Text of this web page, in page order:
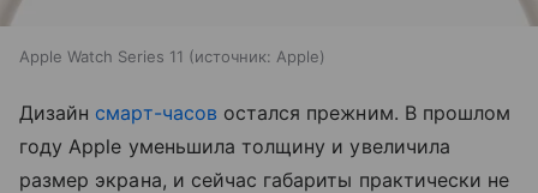
Apple Watch Series 11 источник: Apple
Дизайн смарт-часов остался прежним. В прошлом
году Apple уменьшила толщину и увеличила
размер экрана, и сейчас габариты практически не